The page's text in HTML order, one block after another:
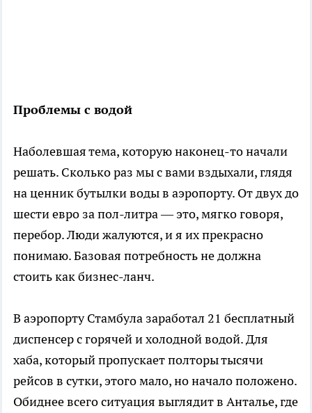
Проблемы с водой
Наболевшая тема, которую наконец-то начали
решать. Сколько раз мы с вами вздыхали, глядя
на ценник бутылки воды в аэропорту. От двух до
шести евро за пол-литра — это, мягко говоря,
перебор. Люди жалуются, и я их прекрасно
понимаю. Базовая потребность не должна
стоить как бизнес-ланч.
В аэропорту Стамбула заработал 21 бесплатный
диспенсер с горячей и холодной водой. Для
хаба, который пропускает полторы тысячи
рейсов в сутки, этого мало, но начало положено.
Обиднее всего ситуация выглядит в Анталье, где